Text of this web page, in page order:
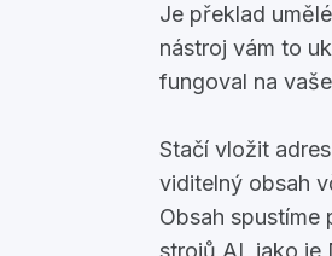
Je překlad
nástroj vám to
fungoval na
Stačí vložit
viditelný obsah
Obsah
strojů AI, jako je